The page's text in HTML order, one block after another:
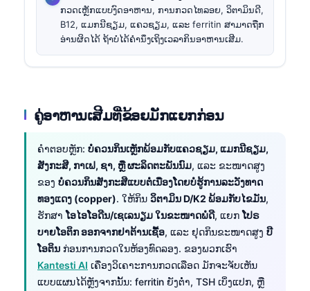
ກວດເຫຼັກແບບງົດອາຫານ, ການກວດໄທລອຍ, ວິຕາມິນດີ,
B12, ແມກນີຊຽມ, ແຄວຊຽມ, ແລະ ferritin ສາມາດຖືກ
ອ່ານຜິດໄດ້ ຖ້າບໍ່ໄດ້ຄຳນຶງເຖິງເວລາກິນອາຫານເສີມ.
ຄູ່ອາຫານເສີມທີ່ຂ້ອຍມັກແຍກກ່ອນ
ຄຳຕອບຫຼັກ: ບໍ່ຄວນກິນເຫຼັກພ້ອມກັບແຄວຊຽມ, ແມກນີຊຽມ,
ສັງກະສີ, ກາເຟ, ຊາ, ຫຼື ຜະລິດຕະພັນນົມ, ແລະ ຂະໜາດສູງ
ຂອງ ບໍ່ຄວນກິນສັງກະສີແບບຕໍ່ເນື່ອງໂດຍບໍ່ຮູ້ການລະວັງທາດ
ທອງແດງ (copper). ໃຫ້ກິນ ວິຕາມິນ D/K2 ພ້ອມກັບໄຂມັນ,
ຮັກສາໂອໄອໂອດີນ/ເຊເລນຽມ ໃນຂະໜາດພໍດີ, ແຍກໂປຣ
ບາຍໂອຕິກ ອອກຈາກຢາຕ້ານເຊື້ອ, ແລະ ຢຸດກິນຂະໜາດສູງ ບີ
ໂອຕິນ ກ່ອນການກວດໃນຫ້ອງທົດລອງ. ຂອງພວກເຮົາ
Kantesti AI ເຄື່ອງວິເຄາະການກວດເລືອດ ມັກຈະຈັບເຫັນ
ແບບແຜນໄດ້ຫຼັງຈາກນັ້ນ: ferritin ຍັງຕ່ຳ, TSH ເບິ່ງແປກ, ຫຼື